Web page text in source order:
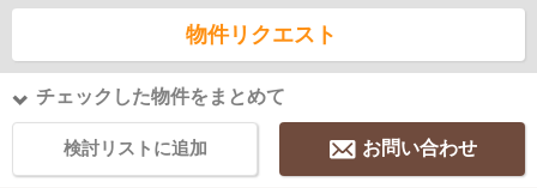
物件リクエスト
チェックした物件をまとめて
検討リストに追加 お問い合わせ